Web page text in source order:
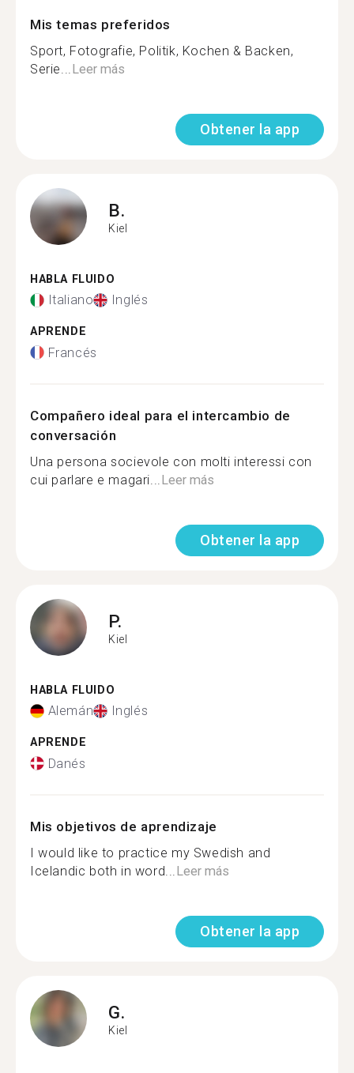
Mis temas preferidos
Sport, Fotografie, Politik, Kochen & Backen,
Serie... Leer más
Obtener la app
B.
Kiel
HABLA FLUIDO
Italiano Inglés
APRENDE
Francés
Compañero ideal para el intercambio de
conversación
Una persona socievole con molti interessi con
cui parlare e magari... Leer más
Obtener la app
P.
Kiel
HABLA FLUIDO
Alemán Inglés
APRENDE
Danés
Mis objetivos de aprendizaje
I would like to practice my Swedish and
Icelandic both in word... Leer más
Obtener la app
G.
Kiel